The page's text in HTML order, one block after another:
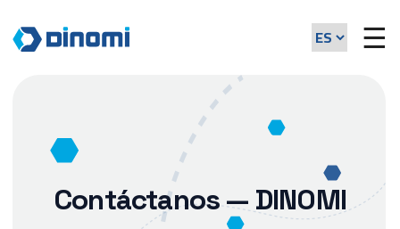
☰
Contáctanos — DINOMI